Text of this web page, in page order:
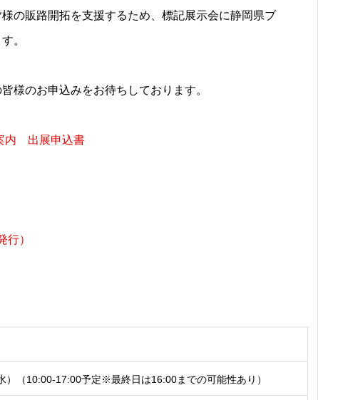
の販路開拓を支援するため、標記展示会に静岡県ブ
。
様のお申込みをお待ちしております。
内 出展申込書
行）
）（10:00-17:00予定※最終日は16:00までの可能性あり）